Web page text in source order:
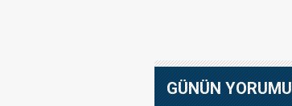
GÜNÜN YORUMU